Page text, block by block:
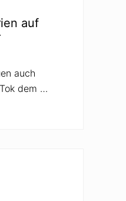
auf
auch
dem …